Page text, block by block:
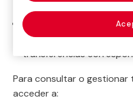
Las 2 nóminas
reembolsadas y los
transferencias
Para consultar o gestionar
acceder a: